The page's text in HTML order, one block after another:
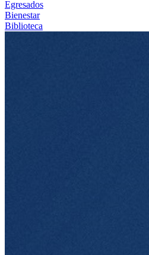
Egresados
Bienestar
Biblioteca